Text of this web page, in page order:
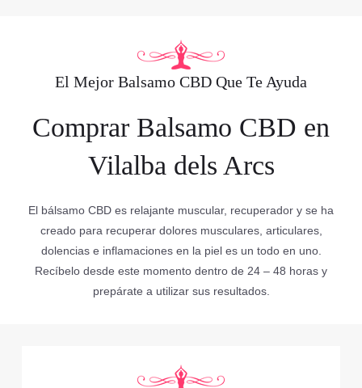
El Mejor Balsamo CBD Que Te Ayuda
Comprar Balsamo CBD en
Vilalba dels Arcs
El bálsamo CBD es relajante muscular, recuperador y se ha
creado para recuperar dolores musculares, articulares,
dolencias e inflamaciones en la piel es un todo en uno.
Recíbelo desde este momento dentro de 24 – 48 horas y
prepárate a utilizar sus resultados.